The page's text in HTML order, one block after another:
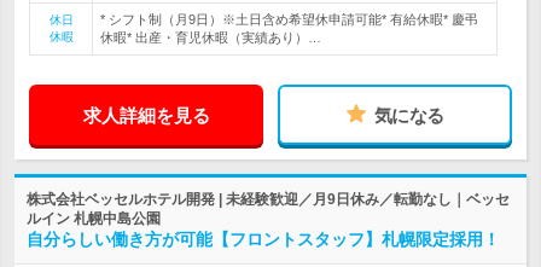
休日
休暇
* シフト制（月9日）※土日含め希望休申請可能* 有給休暇* 慶弔
休暇* 出産・育児休暇（実績あり）…
求人詳細を見る 気になる
株式会社ベッセルホテル開発 | 未経験歓迎／月9日休み／転勤なし｜ベッセ
ルイン 札幌中島公園
自分らしい働き方が可能【フロントスタッフ】札幌限定採用！